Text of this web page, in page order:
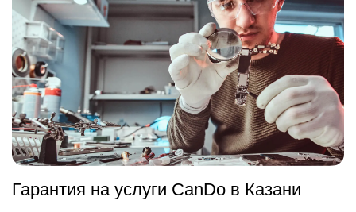
Гарантия на услуги CanDo в Казани